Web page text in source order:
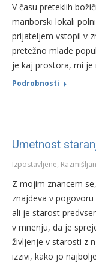
V času preteklih
mariborski lokali
prijateljem vstopil v
pretežno mlade
je kaj prostora, mi je
Podrobnosti
Umetnost
Izpostavljene,
Z mojim znancem
znajdeva v
ali je starost
v mnenju, da je
življenje v starosti z
izzivi, kako jo